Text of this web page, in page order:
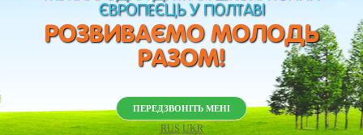
ЄВРОПЕЄЦЬ У ПОЛТАВІ
РОЗВИВАЄМО МОЛОДЬ
РАЗОМ!
ПЕРЕДЗВОНІТЬ МЕНІ
RUS UKR